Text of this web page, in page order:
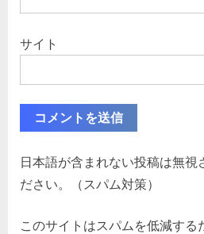
サイト
日本語が含まれない投稿は無視
ださい。（スパム対策）
このサイトはスパムを低減す